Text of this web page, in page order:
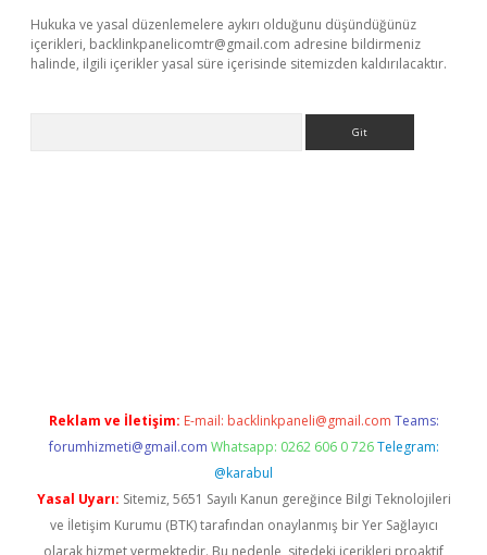
Hukuka ve yasal düzenlemelere aykırı olduğunu düşündüğünüz
içerikleri, backlinkpanelicomtr@gmail.com adresine bildirmeniz
halinde, ilgili içerikler yasal süre içerisinde sitemizden kaldırılacaktır.
Reklam ve İletişim: E-mail: backlinkpaneli@gmail.com Teams:
forumhizmeti@gmail.com Whatsapp: 0262 606 0 726 Telegram:
@karabul
Yasal Uyarı: Sitemiz, 5651 Sayılı Kanun gereğince Bilgi Teknolojileri
ve İletişim Kurumu (BTK) tarafından onaylanmış bir Yer Sağlayıcı
olarak hizmet vermektedir. Bu nedenle, sitedeki içerikleri proaktif